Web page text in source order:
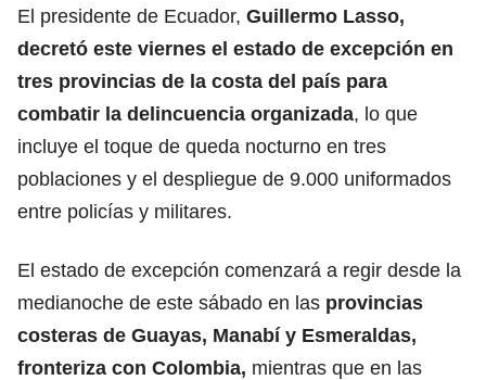
El presidente de Ecuador, Guillermo Lasso,
decretó este viernes el estado de excepción en
tres provincias de la costa del país para
combatir la delincuencia organizada, lo que
incluye el toque de queda nocturno en tres
poblaciones y el despliegue de 9.000 uniformados
entre policías y militares.
El estado de excepción comenzará a regir desde la
medianoche de este sábado en las provincias
costeras de Guayas, Manabí y Esmeraldas,
fronteriza con Colombia, mientras que en las